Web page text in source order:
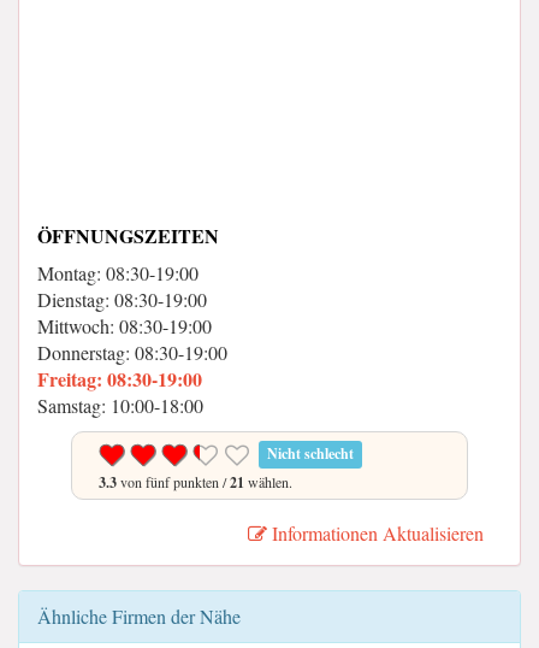
ÖFFNUNGSZEITEN
Montag: 08:30-19:00
Dienstag: 08:30-19:00
Mittwoch: 08:30-19:00
Donnerstag: 08:30-19:00
Freitag: 08:30-19:00
Samstag: 10:00-18:00
Nicht schlecht
3.3von fünf punkten /21 wählen.
Informationen Aktualisieren
Ähnliche Firmen der Nähe